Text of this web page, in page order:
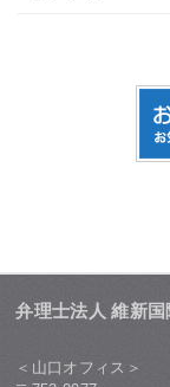
弁理士法人 維新
＜山口オフィス＞